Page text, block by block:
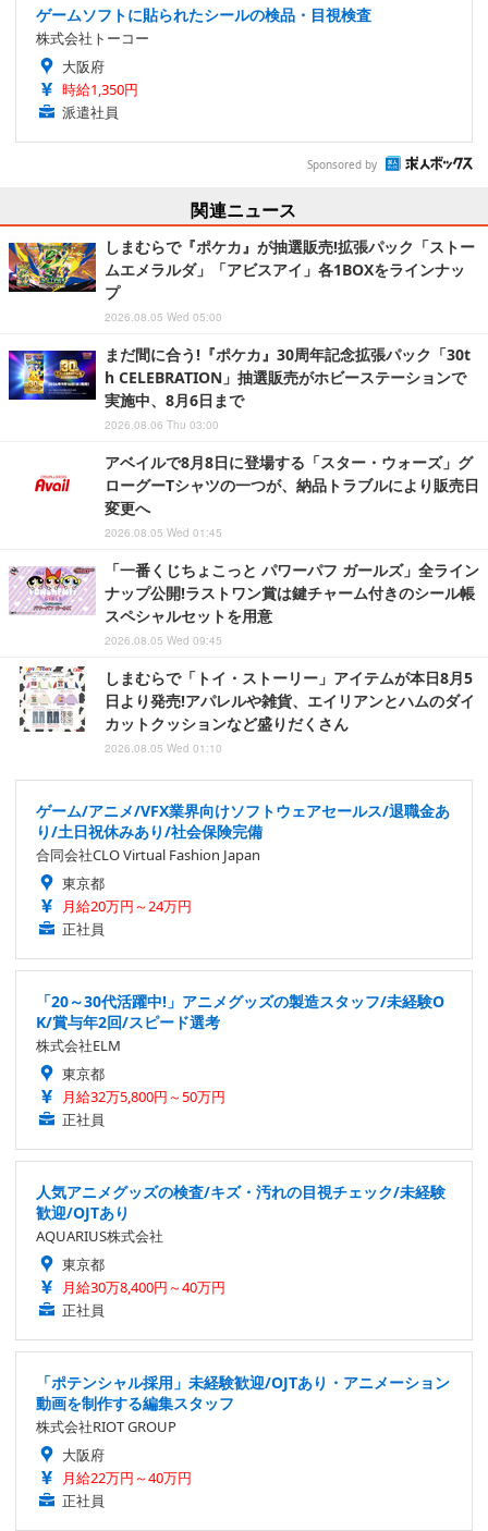
ゲームソフトに貼られたシールの検品・目視検査
株式会社トーコー
大阪府
時給1,350円
派遣社員
Sponsored by
関連ニュース
しまむらで『ポケカ』が抽選販売!拡張パック「ストー
ムエメラルダ」「アビスアイ」各1BOXをラインナッ
プ
2026.08.05 Wed 05:00
まだ間に合う!『ポケカ』30周年記念拡張パック「30t
h CELEBRATION」抽選販売がホビーステーションで
実施中、8月6日まで
2026.08.06 Thu 03:00
アベイルで8月8日に登場する「スター・ウォーズ」グ
ローグーTシャツの一つが、納品トラブルにより販売日
変更へ
2026.08.05 Wed 01:45
「一番くじちょこっと パワーパフ ガールズ」全ライン
ナップ公開!ラストワン賞は鍵チャーム付きのシール帳
スペシャルセットを用意
2026.08.05 Wed 09:45
しまむらで「トイ・ストーリー」アイテムが本日8月5
日より発売!アパレルや雑貨、エイリアンとハムのダイ
カットクッションなど盛りだくさん
2026.08.05 Wed 01:10
ゲーム/アニメ/VFX業界向けソフトウェアセールス/退職金あ
り/土日祝休みあり/社会保険完備
合同会社CLO Virtual Fashion Japan
東京都
月給20万円～24万円
正社員
「20～30代活躍中!」アニメグッズの製造スタッフ/未経験O
K/賞与年2回/スピード選考
株式会社ELM
東京都
月給32万5,800円～50万円
正社員
人気アニメグッズの検査/キズ・汚れの目視チェック/未経験
歓迎/OJTあり
AQUARIUS株式会社
東京都
月給30万8,400円～40万円
正社員
「ポテンシャル採用」未経験歓迎/OJTあり・アニメーション
動画を制作する編集スタッフ
株式会社RIOT GROUP
大阪府
月給22万円～40万円
正社員